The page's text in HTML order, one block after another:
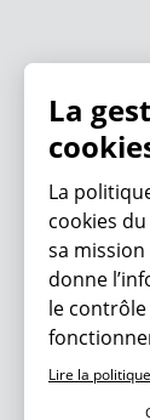
La
La
cookies
sa
donne
le contrôle
Lire la